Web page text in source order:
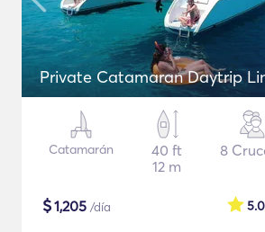
Private Catamaran Daytrip
Catamarán
40 ft
12 m
8
$1,205 /día 5.0